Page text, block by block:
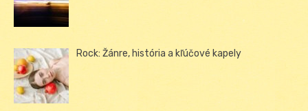
Rock: Žánre, história a kľúčové kapely